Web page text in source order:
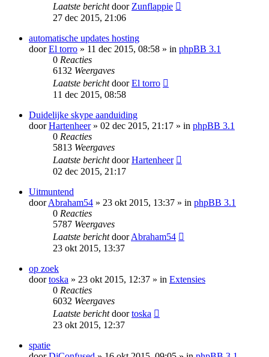
Laatste berichtdoorZunflappie
27 dec 2015, 21:06
automatische updates hosting
doorEl torro » 11 dec 2015, 08:58 » in phpBB 3.1
0 Reacties
6132 Weergaves
Laatste berichtdoorEl torro
11 dec 2015, 08:58
Duidelijke skype aanduiding
doorHartenheer» 02 dec 2015, 21:17 » in phpBB 3.1
0 Reacties
5813 Weergaves
Laatste berichtdoorHartenheer
02 dec 2015, 21:17
Uitmuntend
doorAbraham54 » 23 okt 2015, 13:37 » in phpBB 3.1
0 Reacties
5787 Weergaves
Laatste berichtdoorAbraham54
23 okt 2015, 13:37
op zoek
doortoska » 23 okt 2015, 12:37 » in Extensies
0 Reacties
6032 Weergaves
Laatste berichtdoortoska
23 okt 2015, 12:37
spatie